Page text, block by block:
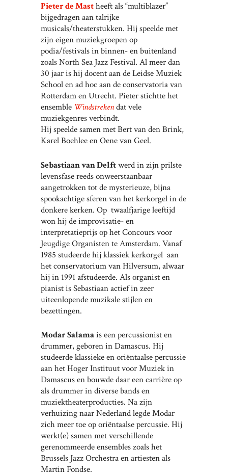
Pieter de Mastheeft als “multiblazer”
bijgedragen aan talrijke
musicals/theaterstukken. Hij speelde met
zijn eigen muziekgroepen op
podia/festivals in binnen- en buitenland
zoals North Sea Jazz Festival. Al meer dan
30 jaar is hij docent aan de Leidse Muziek
School en ad hoc aan de conservatoria van
Rotterdam en Utrecht. Pieter stichtte het
ensemble Windstrekendat vele
muziekgenres verbindt.
Hij speelde samen met Bert van den Brink,
Karel Boehlee en Oene van Geel.
Sebastiaan van Delftwerd in zijn prilste
levensfase reeds onweerstaanbaar
aangetrokken tot de mysterieuze, bijna
spookachtige sferen van het kerkorgel in de
donkere kerken. Op twaalfjarige leeftijd
won hij de improvisatie- en
interpretatieprijs op het Concours voor
Jeugdige Organisten te Amsterdam. Vanaf
1985 studeerde hij klassiek kerkorgel aan
het conservatorium van Hilversum, alwaar
hij in 1991 afstudeerde. Als organist en
pianist is Sebastiaan actief in zeer
uiteenlopende muzikale stijlen en
bezettingen.
Modar Salamais een percussionist en
drummer, geboren in Damascus. Hij
studeerde klassieke en oriëntaalse percussie
aan het Hoger Instituut voor Muziek in
Damascus en bouwde daar een carrière op
als drummer in diverse bands en
muziektheaterproducties. Na zijn
verhuizing naar Nederland legde Modar
zich meer toe op oriëntaalse percussie. Hij
werkt(e) samen met verschillende
gerenommeerde ensembles zoals het
Brussels Jazz Orchestra en artiesten als
Martin Fondse.